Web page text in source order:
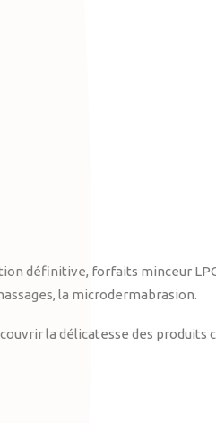
définitive, forfaits minceur
la microdermabrasion.
la délicatesse des produits